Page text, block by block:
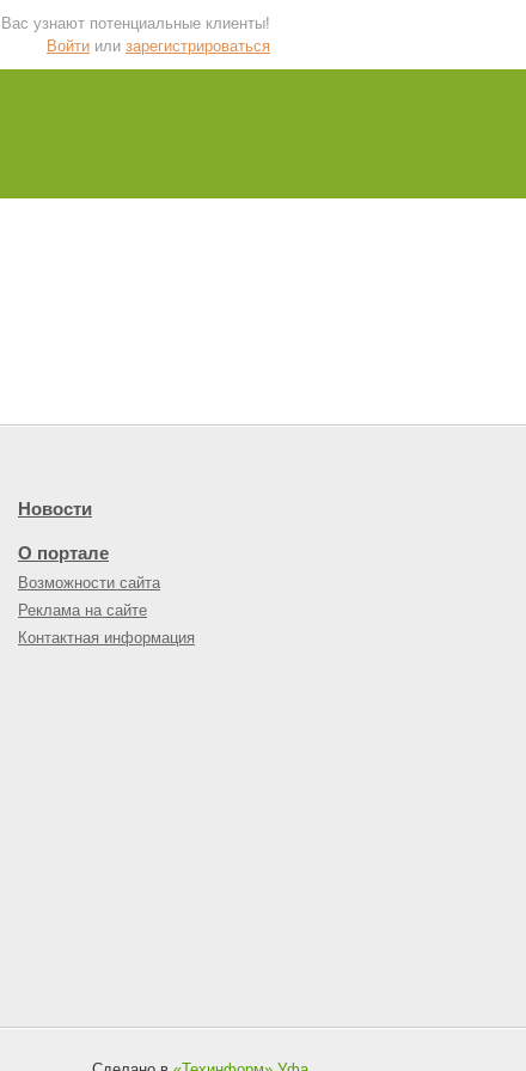
узнают потенциальные клиенты!
Войти или зарегистрироваться
Новости
О портале
Возможности сайта
Реклама на сайте
Контактная информация